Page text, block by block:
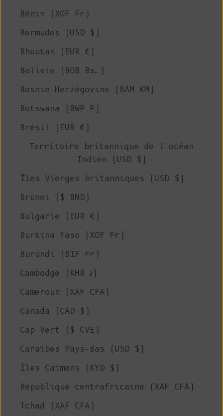
Bénin (XOF Fr)
Bermudes (USD $)
Bhoutan (EUR €)
Bolivie (BOB Bs.)
Bosnie-Herzégovine (BAM КМ)
Botswana (BWP P)
Brésil (EUR €)
Territoire britannique de l'océan
Indien (USD $)
Îles Vierges britanniques (USD $)
Brunei ($ BND)
Bulgarie (EUR €)
Burkina Faso (XOF Fr)
Burundi (BIF Fr)
Cambodge (KHR ៛)
Cameroun (XAF CFA)
Canada (CAD $)
Cap Vert ($ CVE)
Caraïbes Pays-Bas (USD $)
Îles Caïmans (KYD $)
République centrafricaine (XAF CFA)
Tchad (XAF CFA)